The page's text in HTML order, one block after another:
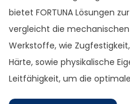
bietet FORTUNA Lösungen
vergleicht die
Werkstoffe, wie
Härte, sowie physikalische
Leitfähigkeit, um die